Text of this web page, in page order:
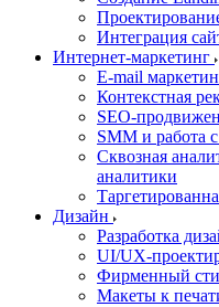
Интеграция
Интернет-маркетинг
E-mail
Контекстная
SEO-
SMM и работа
Сквозная
аналитики
Дизайн
Разработка
UI/UX-
Фирменный
Макеты к